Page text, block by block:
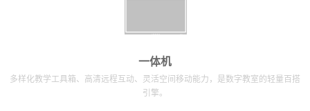
一体机
多样化教学工具箱、高清远程互动、灵活空间移动能力，是数字教室的轻量百搭
引擎。